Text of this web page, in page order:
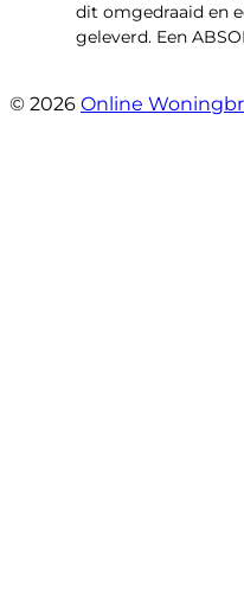
dit omgedraaid en
geleverd. Een
© 2026 Online